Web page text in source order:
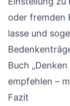
oder fremden
lasse und
Buch
empfehlen –
Fazit